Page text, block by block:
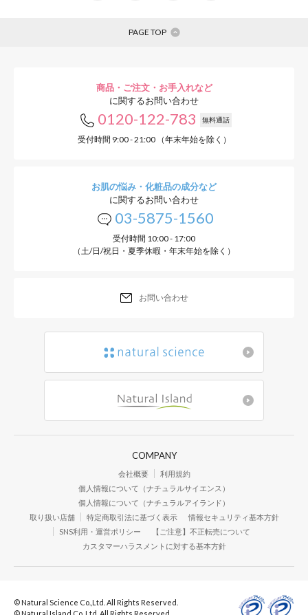
PAGE TOP
商品・ご注文・お手入れなど
に関するお問い合わせ
0120-122-783 無料通話
受付時間 9:00 - 21:00 （年末年始を除く）
お肌の悩み・化粧品の成分など
に関するお問い合わせ
03-5875-1560
受付時間 10:00 - 17:00
（土/日/祝日・夏季休暇・年末年始を除く）
お問い合わせ
COMPANY
会社概要
利用規約
個人情報について（ナチュラルサイエンス）
個人情報について（ナチュラルアイランド）
取り扱い店舗
特定商取引法に基づく表示
情報セキュリティ基本方針
SNS利用・運営ポリシー
【ご注意】不正転売について
カスタマーハラスメントに対する基本方針
© Natural Science Co.,Ltd. All Rights Reserved.